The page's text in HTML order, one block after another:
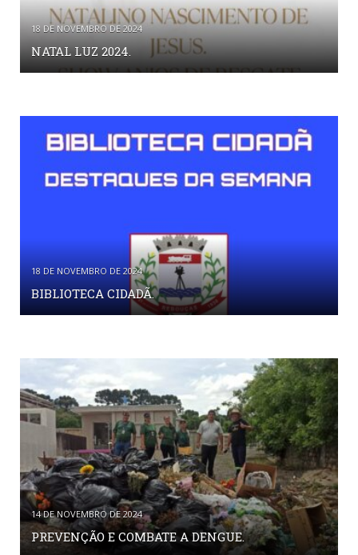
18 DE NOVEMBRO DE 2024
NATAL LUZ 2024.
18 DE NOVEMBRO DE 2024
BIBLIOTECA CIDADÃ.
14 DE NOVEMBRO DE 2024
PREVENÇÃO E COMBATE A DENGUE.